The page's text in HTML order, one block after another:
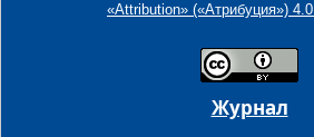
«Attribution» («Атрибуция»)
Журнал